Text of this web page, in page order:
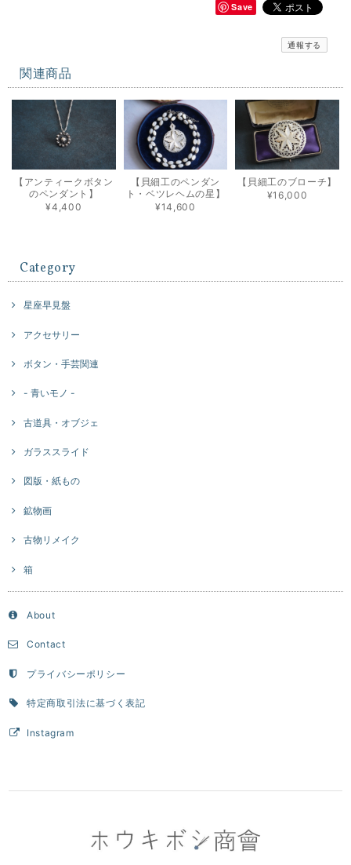
Save
通報する
関連商品
【アンティークボタン
のペンダント】
¥4,400
【貝細工のペンダン
ト・ベツレヘムの星】
¥14,600
【貝細工のブローチ】
¥16,000
Category
星座早見盤
アクセサリー
ボタン・手芸関連
- 青いモノ -
古道具・オブジェ
ガラススライド
図版・紙もの
鉱物画
古物リメイク
箱
About
Contact
プライバシーポリシー
特定商取引法に基づく表記
Instagram